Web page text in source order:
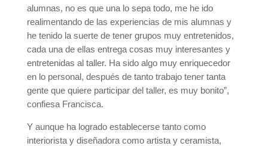
alumnas, no es que una lo sepa todo, me he ido
realimentando de las experiencias de mis alumnas y
he tenido la suerte de tener grupos muy entretenidos,
cada una de ellas entrega cosas muy interesantes y
entretenidas al taller. Ha sido algo muy enriquecedor
en lo personal, después de tanto trabajo tener tanta
gente que quiere participar del taller, es muy bonito”,
confiesa Francisca.
Y aunque ha logrado establecerse tanto como
interiorista y diseñadora como artista y ceramista,